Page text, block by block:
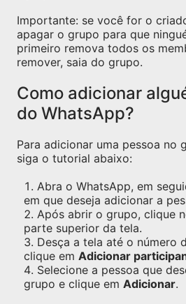
Importante: se você for o
apagar o grupo para que
primeiro remova todos os
remover, saia do grupo.
Como adicionar
do WhatsApp?
Para adicionar uma pessoa no
siga o tutorial abaixo:
Abra o WhatsApp, em
em que deseja adicionar a
Após abrir o grupo, clique
parte superior da tela.
Desça a tela até o número
clique em Adicionar
Selecione a pessoa que
grupo e clique em Adicionar.